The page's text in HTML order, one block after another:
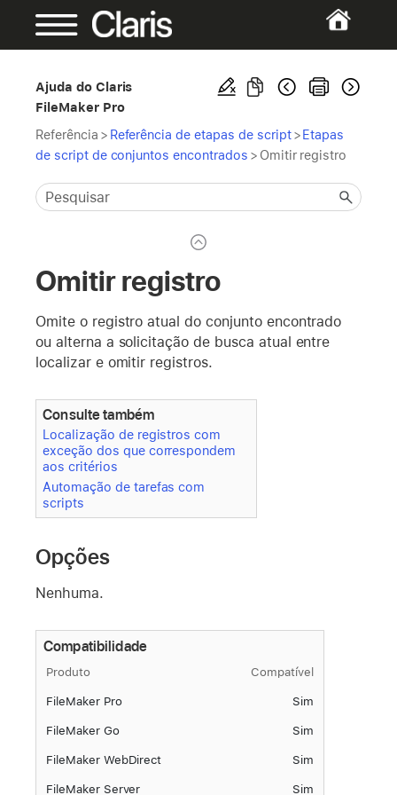
Ajuda do Claris
FileMaker Pro
Referência > Referência de etapas de script >Etapas
de script de conjuntos encontrados > Omitir registro
Omitir registro
Omite o registro atual do conjunto encontrado
ou alterna a solicitação de busca atual entre
localizar e omitir registros.
Consulte também
Localização de registros com
exceção dos que correspondem
aos critérios
Automação de tarefas com
scripts
Opções
Nenhuma.
Compatibilidade
Produto Compatível
FileMaker Pro Sim
FileMaker Go Sim
FileMaker WebDirect Sim
FileMaker Server Sim